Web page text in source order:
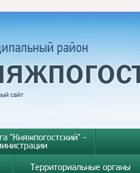
"Княжпогостский" -
Территориальные органы